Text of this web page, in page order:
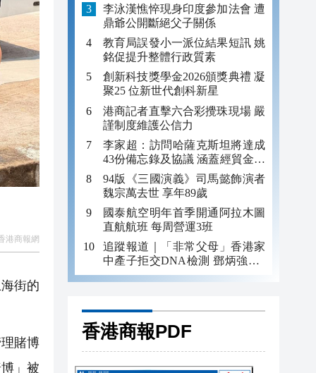
港商報網
街的
賭博
」被
李泳漢憔悴現身印度參加法會 遭
鼎爺公開斷絕父子關係
教育局誤發小一派位結果短訊 姚
銘促提升整體行政質素
創新科技獎學金2026頒獎典禮 凝
聚25 位新世代創科新星
港商記者直擊六合彩攪珠現場 嚴
謹制度維護公信力
李家超：訪問哈薩克斯坦將達成
43份備忘錄及協議 涵蓋經貿金融
及科技教育等
94版《三國演義》司馬懿飾演者
魏宗萬去世 享年89歲
國泰航空明年首季開通阿拉木圖
直航航班 每周營運3班
追蹤報道｜「非常父母」香港家
中產子拒交DNA檢測 鄧炳強：2
人涉疏忽照顧被捕
香港商報PDF